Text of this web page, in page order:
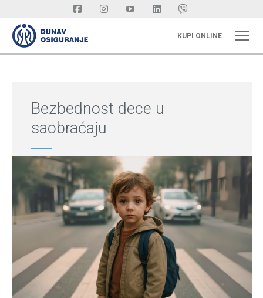
KUPI ONLINE
Bezbednost dece u
saobraćaju